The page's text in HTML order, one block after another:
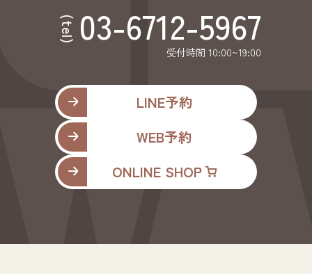
(tel) 03-6712-5967
受付時間 10:00~19:00
LINE予約
WEB予約
ONLINE SHOP